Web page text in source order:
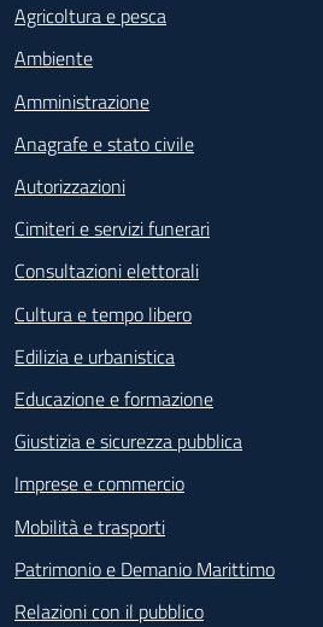
Agricoltura e pesca
Ambiente
Amministrazione
Anagrafe e stato civile
Autorizzazioni
Cimiteri e servizi funerari
Consultazioni elettorali
Cultura e tempo libero
Edilizia e urbanistica
Educazione e formazione
Giustizia e sicurezza pubblica
Imprese e commercio
Mobilità e trasporti
Patrimonio e Demanio Marittimo
Relazioni con il pubblico